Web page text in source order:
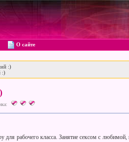
О сайте
:)
:)
для рабочего класса. Занятие сексом с